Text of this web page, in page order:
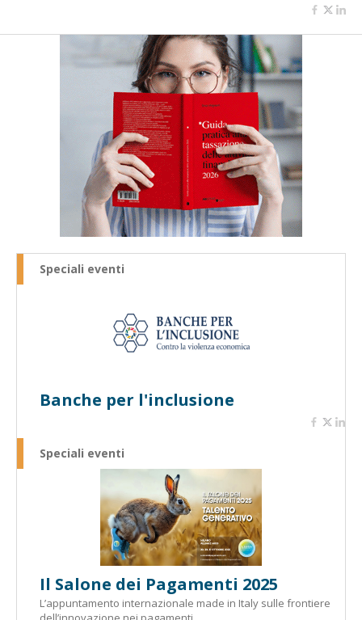
Speciali eventi
Banche per l'inclusione
Speciali eventi
Il Salone dei Pagamenti 2025
L’appuntamento internazionale made in Italy sulle frontiere